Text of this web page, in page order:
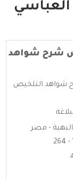
العباسي
شرح شواهد
شواهد التلخيص
- مصر